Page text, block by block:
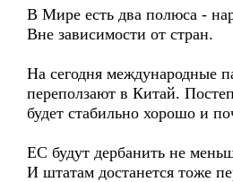
В Мире есть два полюса -
Вне зависимости от стран.
На сегодня международные
переползают в Китай.
будет стабильно хорошо и
ЕС будут дербанить не
И штатам достанется тоже